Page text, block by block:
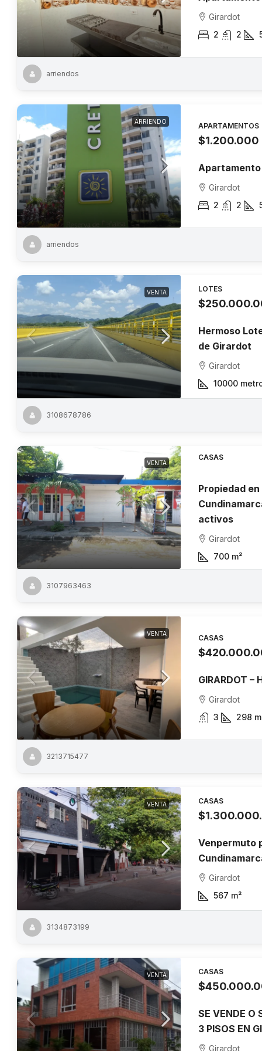
Girardot
2
2
arriendos
ARRIENDO APARTAMENTOS
$1.200.000
Girardot
2
2
arriendos
VENTA LOTES
Hermoso
de Girardot
Girardot
10000
3108678786
VENTA
CASAS
Propiedad
activos
Girardot
700 m²
3107963463
VENTA CASAS
GIRARDOT –
Girardot
3
298
3213715477
VENTA CASAS
Venpermuto
Girardot
567 m²
3134873199
VENTA CASAS
SE VENDE O
3 PISOS EN
Girardot